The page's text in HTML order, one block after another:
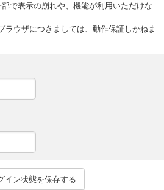
で表示の崩れや、機能が利用いただけな
ウザにつきましては、動作保証しかねま
イン状態を保存する